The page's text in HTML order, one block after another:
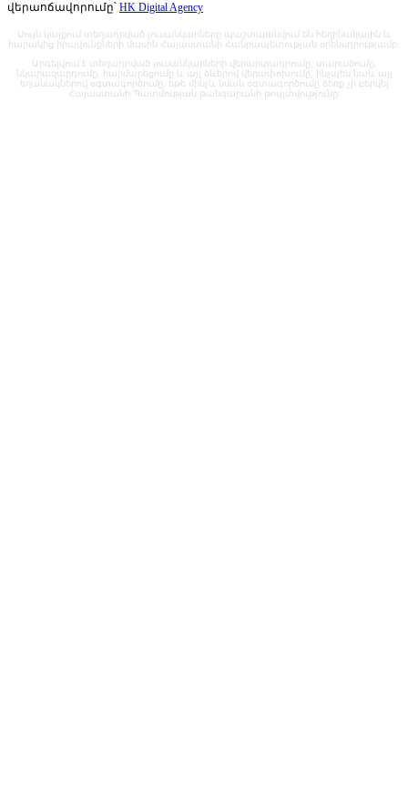
վերաոճավորումը՝ HK Digital Agency
Սույն կայքում տեղադրված լուսանկարները պաշտպանվում են հեղինակային և
հարակից իրավունքների մասին Հայաստանի Հանրապետության օրենսդրությամբ:
Արգելվում է տեղադրված լուսանկարների վերարտադրումը, տարածումը,
նկարազարդումը, հարմարեցումը և այլ ձևերով վերափոխումը, ինչպես նաև այլ
եղանակներով օգտագործումը, եթե մինչև նման օգտագործումը ձեռք չի բերվել
Հայաստանի Պատմության թանգարանի թույլտվությունը: